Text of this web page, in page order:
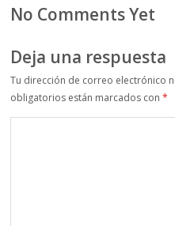
No Comments Yet
Deja una respuesta
Tu dirección de correo electrónico
obligatorios están marcados con*